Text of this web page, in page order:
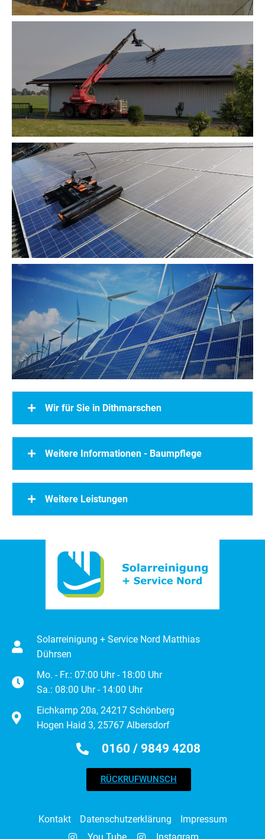
Wir für Sie in Dithmarschen
Weitere Informationen - Baumpflege
Weitere Leistungen
Solarreinigung + Service Nord Matthias
Dührsen
Mo. - Fr.: 07:00 Uhr - 18:00 Uhr
Sa.: 08:00 Uhr - 14:00 Uhr
Eichkamp 20a, 24217 Schönberg
Hogen Haid 3, 25767 Albersdorf
0160 / 9849 4208
RÜCKRUFWUNSCH
Kontakt Datenschutzerklärung
Impressum